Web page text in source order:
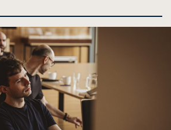
kliknięcie
spowoduje
powiększenie
zdjęcia
do
rozmiarów
oryginalnych